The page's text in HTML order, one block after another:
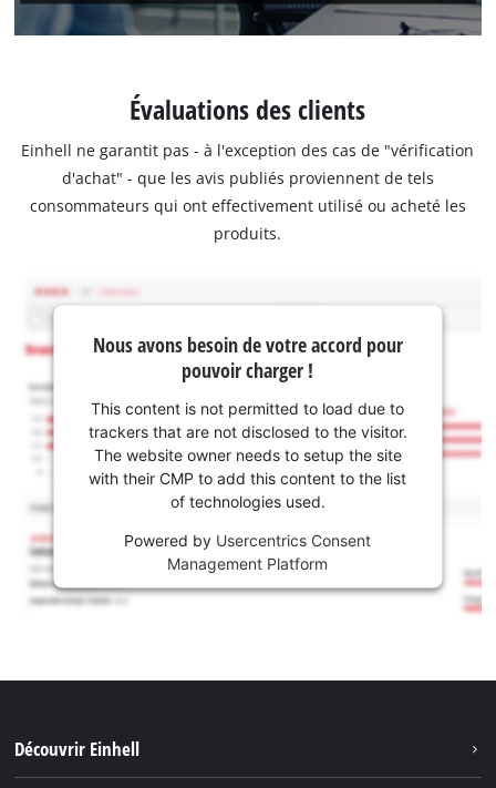
Évaluations des clients
Einhell ne garantit pas - à l'exception des cas de "vérification
d'achat" - que les avis publiés proviennent de tels
consommateurs qui ont effectivement utilisé ou acheté les
produits.
Nous avons besoin de votre accord pour
pouvoir charger !
This content is not permitted to load due to
trackers that are not disclosed to the visitor.
The website owner needs to setup the site
with their CMP to add this content to the list
of technologies used.
Powered by Usercentrics Consent
Management Platform
Découvrir Einhell